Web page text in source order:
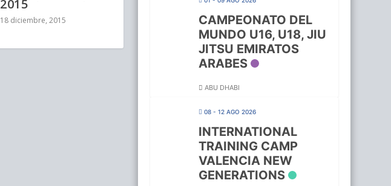
2015
18 diciembre, 2015
CAMPEONATO DEL
MUNDO U16, U18, JIU
JITSU EMIRATOS
ARABES
ABU DHABI
08 - 12 AGO 2026
INTERNATIONAL
TRAINING CAMP
VALENCIA NEW
GENERATIONS